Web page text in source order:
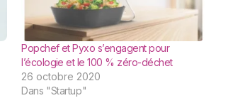
Popchef et Pyxo s’engagent pour
l’écologie et le 100 % zéro-déchet
26 octobre 2020
Dans "Startup"